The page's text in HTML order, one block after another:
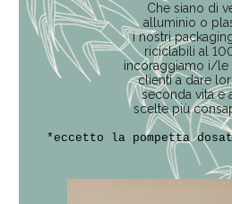
Che siano di
alluminio o
i nostri
riciclabili al
incoraggiamo i/le
clienti a dare
seconda vita e
scelte più
*eccetto la pompetta